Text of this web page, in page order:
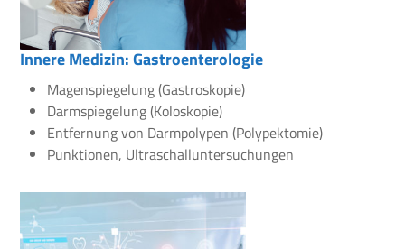
Innere Medizin: Gastroenterologie
Magenspiegelung (Gastroskopie)
Darmspiegelung (Koloskopie)
Entfernung von Darmpolypen (Polypektomie)
Punktionen, Ultraschalluntersuchungen